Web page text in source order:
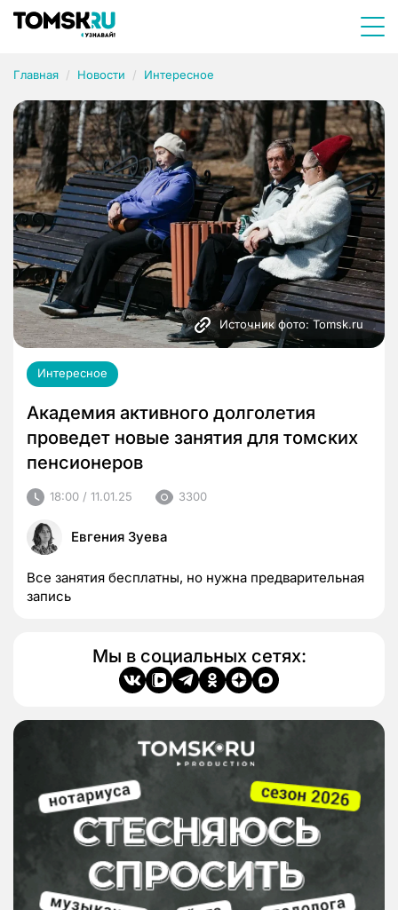
Главная Новости Интересное
Источник фото: Tomsk.ru
Интересное
Академия активного долголетия
проведет новые занятия для томских
пенсионеров
18:00 / 11.01.25 3300
Евгения Зуева
Все занятия бесплатны, но нужна предварительная
запись
Мы в социальных сетях: